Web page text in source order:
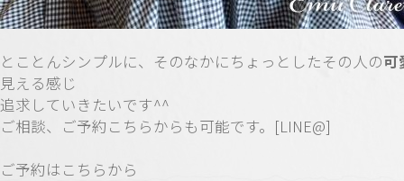
とことんシンプルに、そのなかにちょっとしたその人の可
見える感じ
追求していきたいです^^
ご相談、ご予約こちらからも可能です。[LINE@]
ご予約はこちらから